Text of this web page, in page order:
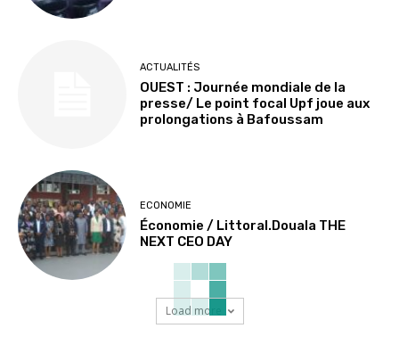
ACTUALITÉS
OUEST : Journée mondiale de la
presse/ Le point focal Upf joue aux
prolongations à Bafoussam
ECONOMIE
Économie / Littoral.Douala THE
NEXT CEO DAY
Load more